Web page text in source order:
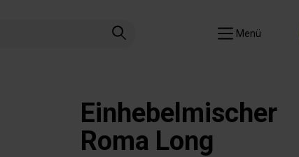
Navigation
Einhebelmischer
Roma Long